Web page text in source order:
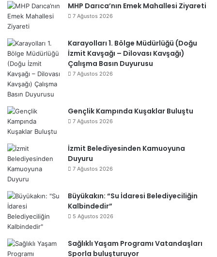
MHP Darıca’nın Emek Mahallesi Ziyareti
7 Ağustos 2026
Karayolları 1. Bölge Müdürlüğü (Doğu
İzmit Kavşağı – Dilovası Kavşağı)
Çalışma Basın Duyurusu
7 Ağustos 2026
Gençlik Kampında Kuşaklar Buluştu
7 Ağustos 2026
İzmit Belediyesinden Kamuoyuna
Duyuru
7 Ağustos 2026
Büyükakın: “Su İdaresi Belediyeciliğin
Kalbindedir”
5 Ağustos 2026
Sağlıklı Yaşam Programı Vatandaşları
Sporla buluşturuyor